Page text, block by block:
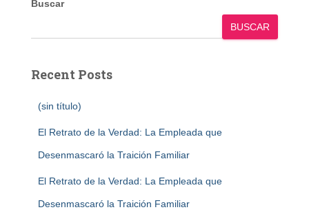
Buscar
BUSCAR
Recent Posts
(sin título)
El Retrato de la Verdad: La Empleada que
Desenmascaró la Traición Familiar
El Retrato de la Verdad: La Empleada que
Desenmascaró la Traición Familiar